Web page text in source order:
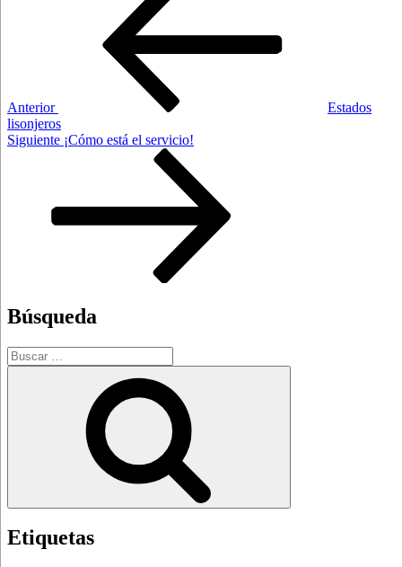
Anterior
Estados
lisonjeros
Siguiente
Siguiente ¡Cómo está el servicio!
Búsqueda
Buscar
por:
Etiquetas